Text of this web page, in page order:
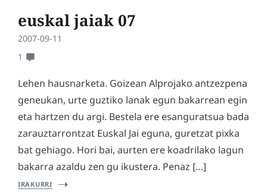
euskal jaiak 07
2007-09-11
1
Lehen hausnarketa. Goizean Alprojako antzezpena
geneukan, urte guztiko lanak egun bakarrean egin
eta hartzen du argi. Bestela ere esanguratsua bada
zarauztarrontzat Euskal Jai eguna, guretzat pixka
bat gehiago. Hori bai, aurten ere koadrilako lagun
bakarra azaldu zen gu ikustera. Penaz […]
IRAKURRI